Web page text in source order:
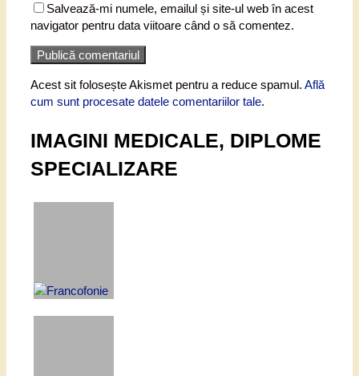
Salvează-mi numele, emailul și site-ul web în acest
navigator pentru data viitoare când o să comentez.
Acest sit folosește Akismet pentru a reduce spamul. Află
cum sunt procesate datele comentariilor tale.
IMAGINI MEDICALE, DIPLOME
SPECIALIZARE